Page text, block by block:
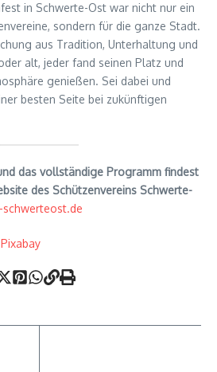
in Schwerte-Ost war nicht nur ein
sondern für die ganze Stadt.
aus Tradition, Unterhaltung und
alt, jeder fand seinen Platz und
genießen. Sei dabei und
besten Seite bei zukünftigen
das vollständige Programm findest
des Schützenvereins Schwerte-
Pixabay